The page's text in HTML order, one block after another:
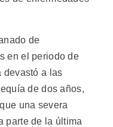
de
en el periodo de
devastó a las
de dos años,
una severa
parte de la última